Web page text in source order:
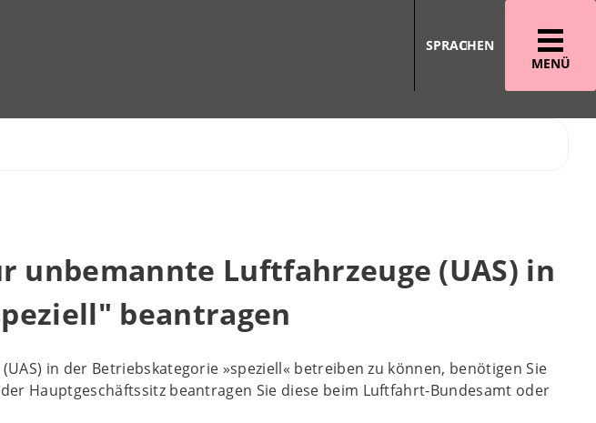
MENÜ
SPRACHEN
unbemannte Luftfahrzeuge (UAS) in
beantragen
in der Betriebskategorie »speziell« betreiben zu können, benötigen Sie
Hauptgeschäftssitz beantragen Sie diese beim Luftfahrt-Bundesamt oder